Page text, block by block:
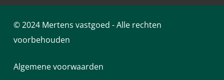
© 2024 Mertens vastgoed - Alle rechten
voorbehouden
Algemene voorwaarden